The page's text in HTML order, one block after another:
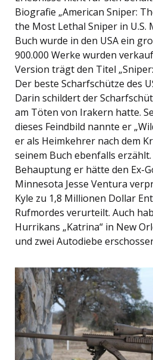
Biografie „American Sniper:
the Most Lethal Sniper in U.S.
Buch wurde in den USA ein
900.000 Werke wurden
Version trägt den Titel
Der beste Scharfschütze des
Darin schildert der
am Töten von Irakern hatte.
dieses Feindbild nannte er
er als Heimkehrer nach dem
seinem Buch ebenfalls
Behauptung er hätte den Ex-
Minnesota Jesse Ventura
Kyle zu 1,8 Millionen Dollar
Rufmordes verurteilt. Auch
Hurrikans „Katrina“ in New
und zwei Autodiebe